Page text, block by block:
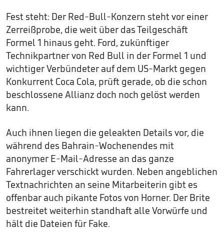
Fest steht: Der Red-Bull-Konzern steht vor einer
Zerreißprobe, die weit über das Teilgeschäft
Formel 1 hinaus geht. Ford, zukünftiger
Technikpartner von Red Bull in der Formel 1 und
wichtiger Verbündeter auf dem US-Markt gegen
Konkurrent Coca Cola, prüft gerade, ob die schon
beschlossene Allianz doch noch gelöst werden
kann.
Auch ihnen liegen die geleakten Details vor, die
während des Bahrain-Wochenendes mit
anonymer E-Mail-Adresse an das ganze
Fahrerlager verschickt wurden. Neben angeblichen
Textnachrichten an seine Mitarbeiterin gibt es
offenbar auch pikante Fotos von Horner. Der Brite
bestreitet weiterhin standhaft alle Vorwürfe und
hält die Dateien für Fake.